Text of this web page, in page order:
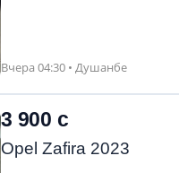
Вчера 04:30 • Душанбе
3 900 с
Opel Zafira 2023